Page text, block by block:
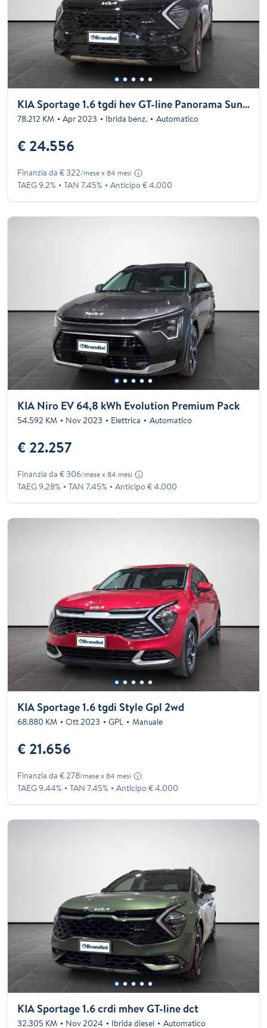
KIA Sportage 1.6 tgdi hev GT-line Panorama Sunroof at
78.212 KM Apr 2023 Ibrida benz. Automatico
€ 24.556
Finanzia da € 322/mese x 84 mesi
TAEG 9.2% TAN 7.45% Anticipo € 4.000
KIA Niro EV 64,8 kWh Evolution Premium Pack
54.592 KM Nov 2023 Elettrica Automatico
€ 22.257
Finanzia da € 306/mese x 84 mesi
TAEG 9.28% TAN 7.45% Anticipo € 4.000
KIA Sportage 1.6 tgdi Style Gpl 2wd
68.880 KM Ott 2023 GPL Manuale
€ 21.656
Finanzia da € 278/mese x 84 mesi
TAEG 9.44% TAN 7.45% Anticipo € 4.000
KIA Sportage 1.6 crdi mhev GT-line dct
32.305 KM Nov 2024 Ibrida diesel Automatico